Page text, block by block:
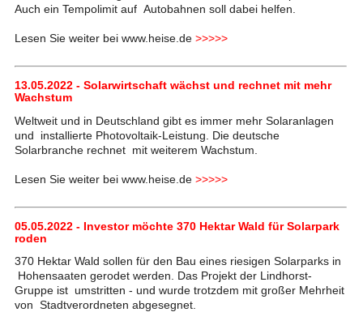
Auch ein Tempolimit auf Autobahnen soll dabei helfen.
Lesen Sie weiter bei www.heise.de >>>>>
13.05.2022 - Solarwirtschaft wächst und rechnet mit mehr
Wachstum
Weltweit und in Deutschland gibt es immer mehr Solaranlagen
und installierte Photovoltaik-Leistung. Die deutsche
Solarbranche rechnet mit weiterem Wachstum.
Lesen Sie weiter bei www.heise.de >>>>>
05.05.2022 - Investor möchte 370 Hektar Wald für Solarpark
roden
370 Hektar Wald sollen für den Bau eines riesigen Solarparks in
Hohensaaten gerodet werden. Das Projekt der Lindhorst-
Gruppe ist umstritten - und wurde trotzdem mit großer Mehrheit
von Stadtverordneten abgesegnet.